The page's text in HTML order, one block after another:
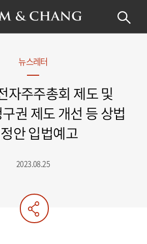
뉴스레터
자주주총회 제도 및
권 제도 개선 등 상법
안 입법예고
2023.08.25